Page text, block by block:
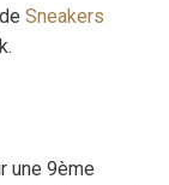
Sneakers
une 9ème